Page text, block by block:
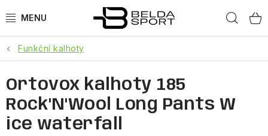
na
SPORTY
BĚH
Funkční kalhoty
Ortovox kalhoty 185
Rock'N'Wool Long Pants W
ice waterfall